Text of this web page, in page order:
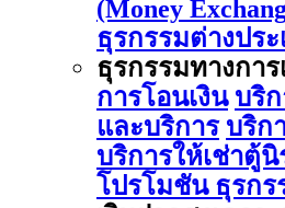
(Money
ธุรกรรมต่างประ
ธุรกรรมทางการ
การโอนเงิน บริ
และบริการ บริก
บริการให้เช่าตู้
โปรโมชัน ธุรกร